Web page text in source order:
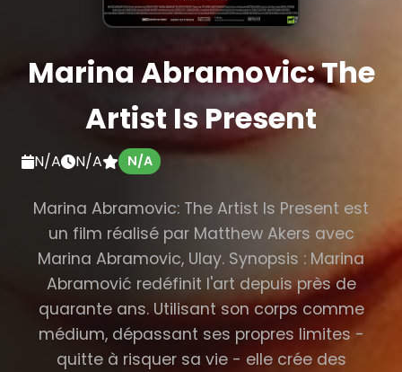
Marina Abramovic: The
Artist Is Present
N/A N/A N/A
Marina Abramovic: The Artist Is Present est
un film réalisé par Matthew Akers avec
Marina Abramovic, Ulay. Synopsis : Marina
Abramović redéfinit l'art depuis près de
quarante ans. Utilisant son corps comme
médium, dépassant ses propres limites -
quitte à risquer sa vie - elle crée des